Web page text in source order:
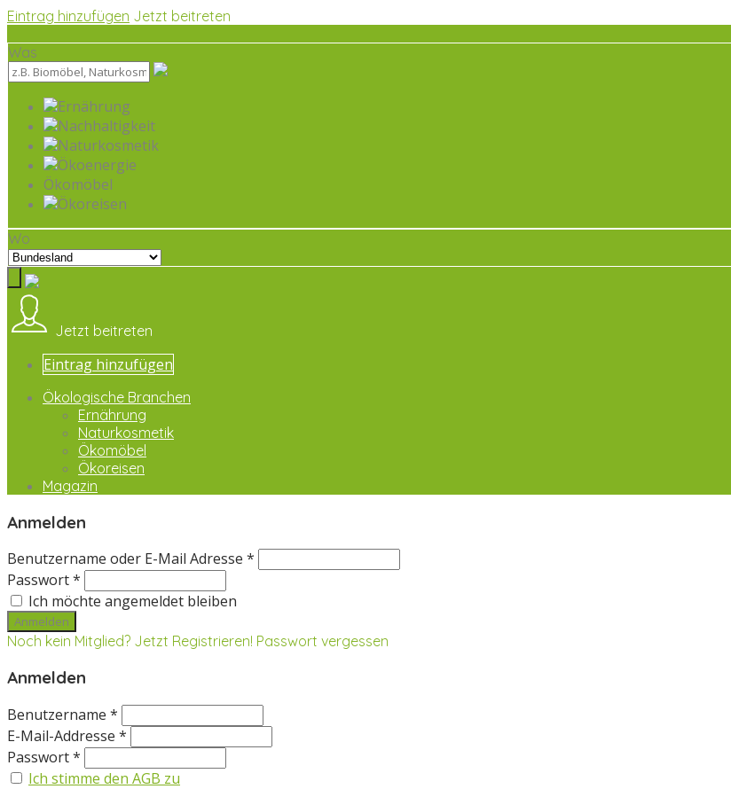
Eintrag hinzufügen Jetzt beitreten
Was
Ernährung
Nachhaltigkeit
Naturkosmetik
Ökoenergie
Ökomöbel
Ökoreisen
Wo
Jetzt beitreten
Eintrag hinzufügen
Ökologische Branchen
Ernährung
Naturkosmetik
Ökomöbel
Ökoreisen
Magazin
Anmelden
Benutzername oder E-Mail Adresse *
Passwort *
Ich möchte angemeldet bleiben
Noch kein Mitglied? Jetzt Registrieren! Passwort vergessen
Anmelden
Benutzername *
E-Mail-Addresse *
Passwort *
Ich stimme den AGB zu